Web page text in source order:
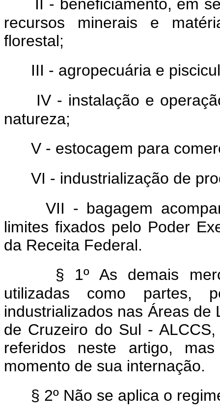
II - beneficiamento, em
recursos minerais e
florestal;
III - agropecuária e
IV - instalação e
natureza;
V - estocagem para
VI - industrialização de
VII - bagagem
limites fixados pelo Poder
da Receita Federal.
§ 1º As demais
utilizadas como partes,
industrializados nas Áreas de
de Cruzeiro do Sul -
referidos neste artigo,
momento de sua internação.
§ 2º Não se aplica o